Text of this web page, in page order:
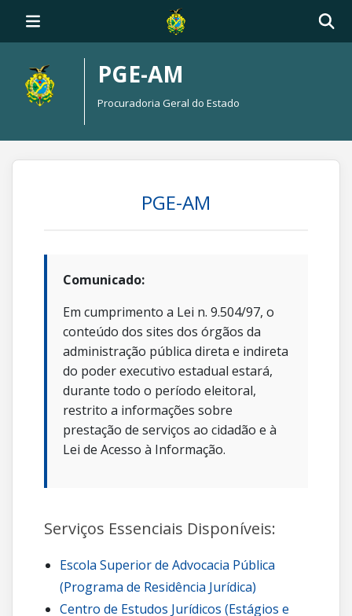
PGE-AM
Procuradoria Geral do Estado
PGE-AM
Comunicado:
Em cumprimento a Lei n. 9.504/97, o
conteúdo dos sites dos órgãos da
administração pública direta e indireta
do poder executivo estadual estará,
durante todo o período eleitoral,
restrito a informações sobre
prestação de serviços ao cidadão e à
Lei de Acesso à Informação.
Serviços Essenciais Disponíveis:
Escola Superior de Advocacia Pública
(Programa de Residência Jurídica)
Centro de Estudos Jurídicos (Estágios e